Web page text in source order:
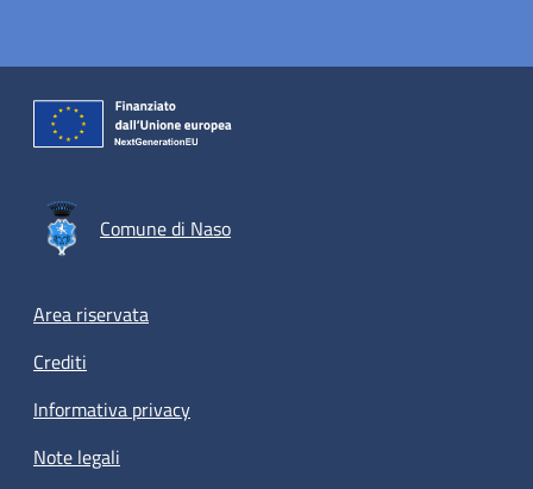
Comune di Naso
Footer menu
Area riservata
Crediti
Informativa privacy
Note legali